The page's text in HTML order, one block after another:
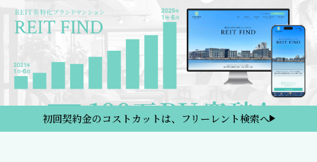
初回契約金のコストカットは、フリーレント検索へ